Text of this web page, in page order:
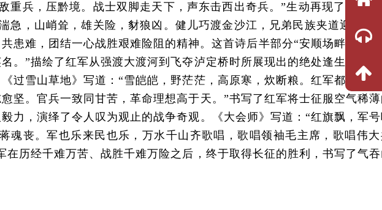
兵，压黔境。战士双脚走天下，声东击西出奇兵。”生动再现了四渡
，山峭耸，雄关险，豺狼凶。健儿巧渡金沙江，兄弟民族夹道迎。”
患难，团结一心战胜艰难险阻的精神。这首诗后半部分“安顺场畔孤舟
。”描绘了红军从强渡大渡河到飞夺泸定桥时所展现出的绝处逢生的生
过雪山草地》写道：“雪皑皑，野茫茫，高原寒，炊断粮。红军都是钢
坚。官兵一致同甘苦，革命理想高于天。”书写了红军将士征服空气稀
力，演绎了令人叹为观止的战争奇观。《大会师》写道：“红旗飘，军
丧。军也乐来民也乐，万水千山齐歌唱，歌唱领袖毛主席，歌唱伟
历经千难万苦、战胜千难万险之后，终于取得长征的胜利，书写了气